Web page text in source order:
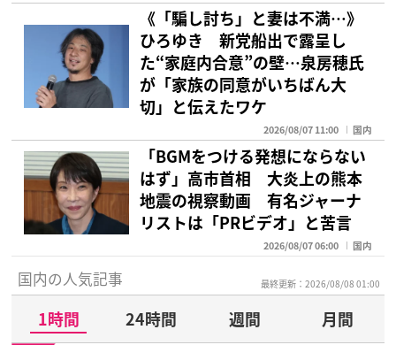
《「騙し討ち」と妻は不満…》
ひろゆき 新党船出で露呈し
た“家庭内合意”の壁…泉房穂氏
が「家族の同意がいちばん大
切」と伝えたワケ
2026/08/07 11:00 国内
「BGMをつける発想にならない
はず」高市首相 大炎上の熊本
地震の視察動画 有名ジャーナ
リストは「PRビデオ」と苦言
2026/08/07 06:00 国内
国内の人気記事 最終更新：2026/08/08 01:00
1時間 24時間 週間
月間